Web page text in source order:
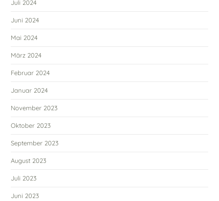
Juli 2024
Juni 2024
Mai 2024
März 2024
Februar 2024
Januar 2024
November 2023
Oktober 2023
September 2023
August 2023
Juli 2023
Juni 2023